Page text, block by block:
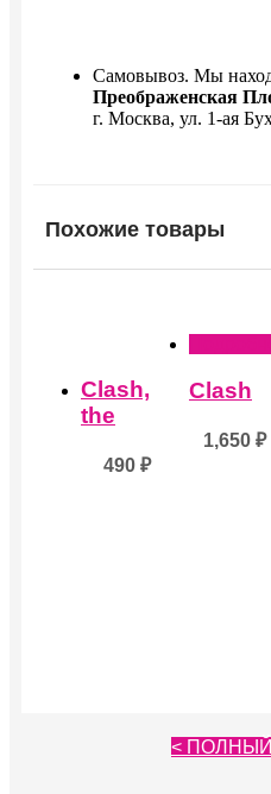
Самовывоз. Мы
Преображенская
г. Москва, ул. 1-ая
Похожие товары
Clash,
the
490 ₽
Clash
1,650₽
<